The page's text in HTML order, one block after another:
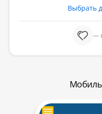
Выбрать
—